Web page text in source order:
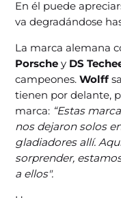
En él puede
va degradándose
La marca alemana
Porschey DS
campeones.Wolff
tienen por delante,
marca: “Estas
nos dejaron solos
gladiadores allí.
sorprender,
a ellos".